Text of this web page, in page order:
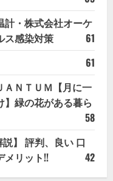
計・株式会社オーケ
ス感染対策
61
61
ＡＮＴＵＭ【月に一
】緑の花がある暮ら
58
】 評判、良い 口
メリット!!
42